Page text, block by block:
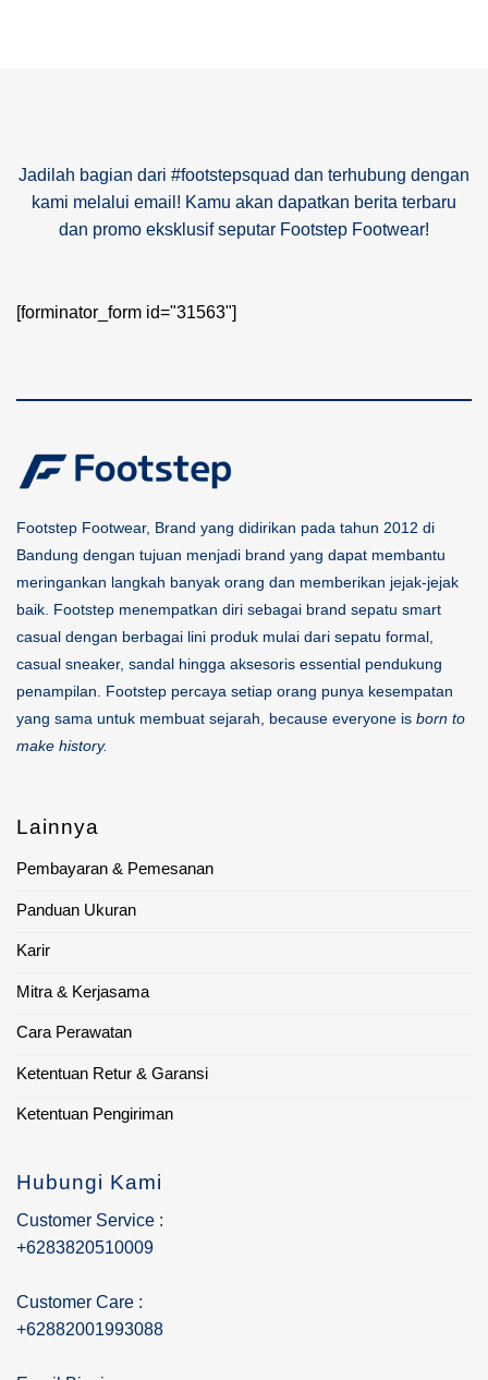
Jadilah bagian dari #footstepsquad dan terhubung dengan
kami melalui email! Kamu akan dapatkan berita terbaru
dan promo eksklusif seputar Footstep Footwear!
[forminator_form id="31563"]
Footstep Footwear, Brand yang didirikan pada tahun 2012 di
Bandung dengan tujuan menjadi brand yang dapat membantu
meringankan langkah banyak orang dan memberikan jejak-jejak
baik. Footstep menempatkan diri sebagai brand sepatu smart
casual dengan berbagai lini produk mulai dari sepatu formal,
casual sneaker, sandal hingga aksesoris essential pendukung
penampilan. Footstep percaya setiap orang punya kesempatan
yang sama untuk membuat sejarah, because everyone is born to
make history.
Lainnya
Pembayaran & Pemesanan
Panduan Ukuran
Karir
Mitra & Kerjasama
Cara Perawatan
Ketentuan Retur & Garansi
Ketentuan Pengiriman
Hubungi Kami
Customer Service :
+6283820510009
Customer Care :
+62882001993088